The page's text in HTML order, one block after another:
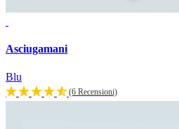
Asciugamani
Blu
(6 Recensioni)